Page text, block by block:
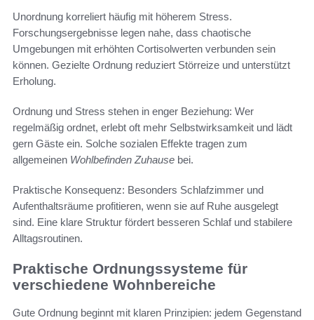
Unordnung korreliert häufig mit höherem Stress.
Forschungsergebnisse legen nahe, dass chaotische
Umgebungen mit erhöhten Cortisolwerten verbunden sein
können. Gezielte Ordnung reduziert Störreize und unterstützt
Erholung.
Ordnung und Stress stehen in enger Beziehung: Wer
regelmäßig ordnet, erlebt oft mehr Selbstwirksamkeit und lädt
gern Gäste ein. Solche sozialen Effekte tragen zum
allgemeinen Wohlbefinden Zuhause bei.
Praktische Konsequenz: Besonders Schlafzimmer und
Aufenthaltsräume profitieren, wenn sie auf Ruhe ausgelegt
sind. Eine klare Struktur fördert besseren Schlaf und stabilere
Alltagsroutinen.
Praktische Ordnungssysteme für
verschiedene Wohnbereiche
Gute Ordnung beginnt mit klaren Prinzipien: jedem Gegenstand